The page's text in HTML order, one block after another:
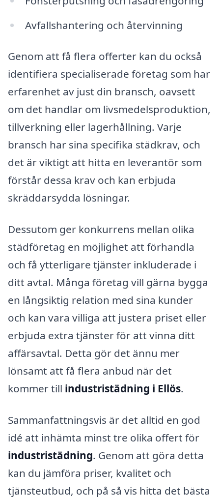
Avfallshantering och återvinning
Genom att få flera offerter kan du också
identifiera specialiserade företag som har
erfarenhet av just din bransch, oavsett
om det handlar om livsmedelsproduktion,
tillverkning eller lagerhållning. Varje
bransch har sina specifika städkrav, och
det är viktigt att hitta en leverantör som
förstår dessa krav och kan erbjuda
skräddarsydda lösningar.
Dessutom ger konkurrens mellan olika
städföretag en möjlighet att förhandla
och få ytterligare tjänster inkluderade i
ditt avtal. Många företag vill gärna bygga
en långsiktig relation med sina kunder
och kan vara villiga att justera priset eller
erbjuda extra tjänster för att vinna ditt
affärsavtal. Detta gör det ännu mer
lönsamt att få flera anbud när det
kommer till industristädning i Ellös.
Sammanfattningsvis är det alltid en god
idé att inhämta minst tre olika offert för
industristädning. Genom att göra detta
kan du jämföra priser, kvalitet och
tjänsteutbud, och på så vis hitta det bästa